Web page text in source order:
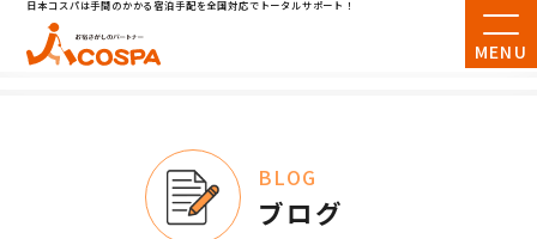
日本コスパは手間のかかる宿泊手配を全国対応でトータルサポート！
MENU
BLOG
ブログ